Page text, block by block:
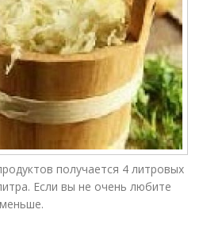
получается 4 литровых
Если вы не очень любите